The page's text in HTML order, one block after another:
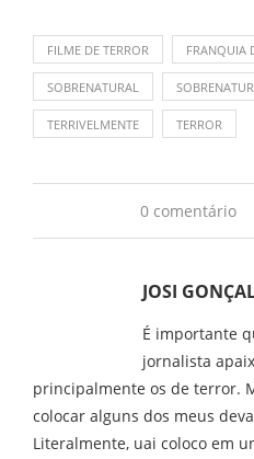
FILME DE TERROR FRANQUIA
SOBRENATURAL
TERRIVELMENTE TERROR
0 comentário
JOSI
É importante
jornalista
principalmente os de terror.
colocar alguns dos meus
Literalmente, uai coloco em